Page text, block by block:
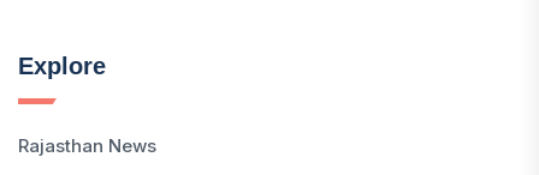
Explore
Rajasthan News